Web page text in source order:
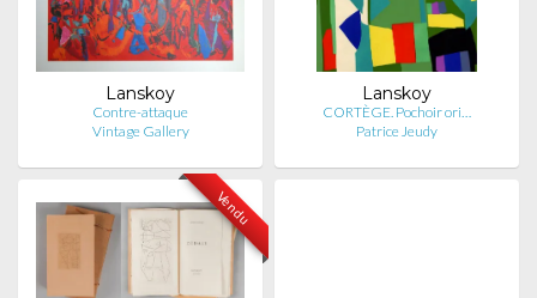
Lanskoy
Contre-attaque
Vintage Gallery
Lanskoy
CORTÈGE. Pochoir ori…
Patrice Jeudy
Vendu